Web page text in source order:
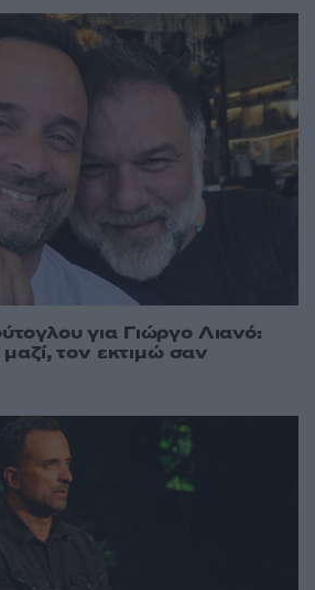
για Γιώργο Λιανό:
μαζί, τον εκτιμώ σαν